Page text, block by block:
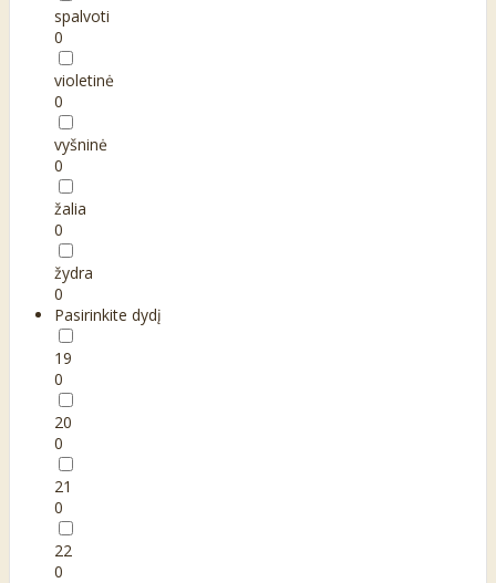
spalvoti
0
violetinė
0
vyšninė
0
žalia
0
žydra
0
Pasirinkite dydį
19
0
20
0
21
0
22
0